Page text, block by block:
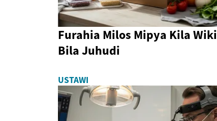
Furahia Milos Mipya Kila Wiki
Bila Juhudi
USTAWI